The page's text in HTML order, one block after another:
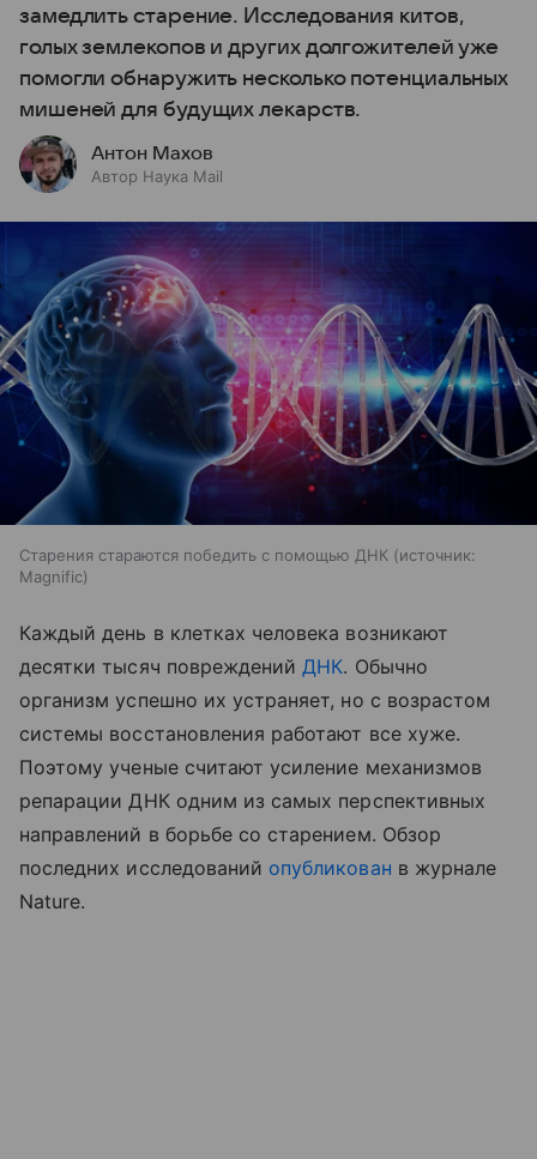
замедлить старение. Исследования китов,
голых землекопов и других долгожителей уже
помогли обнаружить несколько потенциальных
мишеней для будущих лекарств.
Антон Махов
Автор Наука Mail
Старения стараются победить с помощью ДНК
источник:
Magnific
Каждый день в клетках человека возникают
десятки тысяч повреждений ДНК. Обычно
организм успешно их устраняет, но с возрастом
системы восстановления работают все хуже.
Поэтому ученые считают усиление механизмов
репарации ДНК одним из самых перспективных
направлений в борьбе со старением. Обзор
последних исследований опубликован в журнале
Nature.